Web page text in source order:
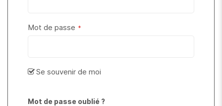
Mot de passe
Se souvenir de moi
Mot de passe oublié ?